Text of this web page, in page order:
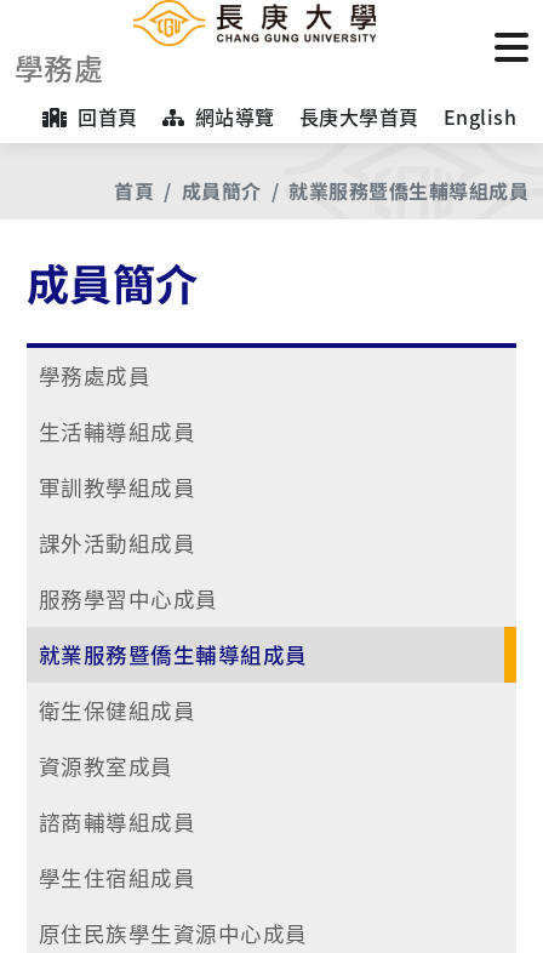
學務處
回首頁 網站導覽 長庚大學首頁 English
首頁 成員簡介 就業服務暨僑生輔導組成員
成員簡介
學務處成員
生活輔導組成員
軍訓教學組成員
課外活動組成員
服務學習中心成員
就業服務暨僑生輔導組成員
衛生保健組成員
資源教室成員
諮商輔導組成員
學生住宿組成員
原住民族學生資源中心成員